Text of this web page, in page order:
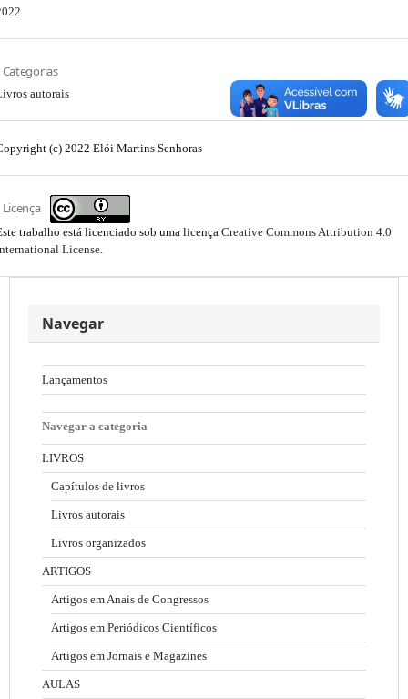
Categorias
autorais
(c) 2022 Elói Martins Senhoras
Licença
trabalho está licenciado sob uma licença Creative Commons Attribution 4.0
License.
Navegar
Lançamentos
Navegar a categoria
LIVROS
Capítulos de livros
Livros autorais
Livros organizados
ARTIGOS
Artigos em Anais de Congressos
Artigos em Periódicos Científicos
Artigos em Jornais e Magazines
AULAS